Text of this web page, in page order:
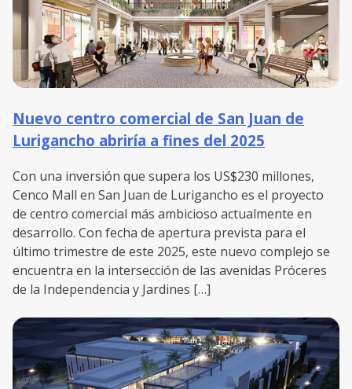
Nuevo centro comercial de San Juan de
Lurigancho abriría a fines del 2025
Con una inversión que supera los US$230 millones,
Cenco Mall en San Juan de Lurigancho es el proyecto
de centro comercial más ambicioso actualmente en
desarrollo. Con fecha de apertura prevista para el
último trimestre de este 2025, este nuevo complejo se
encuentra en la intersección de las avenidas Próceres
de la Independencia y Jardines […]